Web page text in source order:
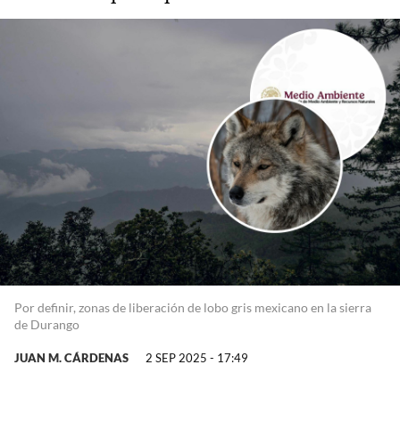
Por definir, zonas de liberación de lobo gris mexicano en la sierra
de Durango
JUAN M. CÁRDENAS 2 SEP 2025 - 17:49